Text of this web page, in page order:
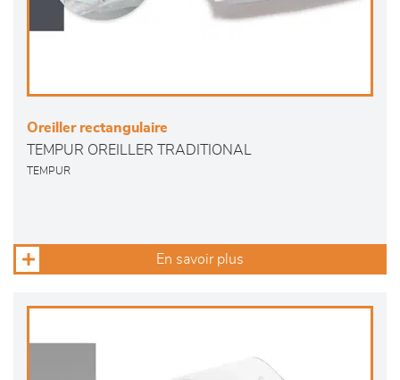
Oreiller rectangulaire
TEMPUR OREILLER TRADITIONAL
TEMPUR
En savoir plus